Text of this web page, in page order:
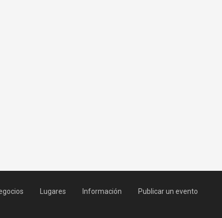
Lugares Información Publicar un evento